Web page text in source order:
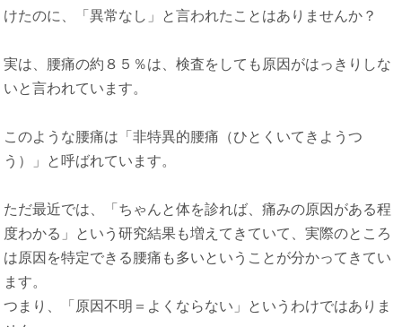
けたのに、「異常なし」と言われたことはありませんか？
実は、腰痛の約８５％は、検査をしても原因がはっきりしな
いと言われています。
このような腰痛は「非特異的腰痛（ひとくいてきようつ
う）」と呼ばれています。
ただ最近では、「ちゃんと体を診れば、痛みの原因がある程
度わかる」という研究結果も増えてきていて、実際のところ
は原因を特定できる腰痛も多いということが分かってきてい
ます。
つまり、「原因不明＝よくならない」というわけではありま